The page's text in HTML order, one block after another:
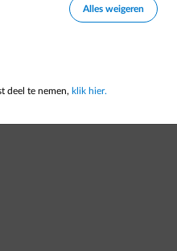
Alles weigeren
deel te nemen, klik hier.